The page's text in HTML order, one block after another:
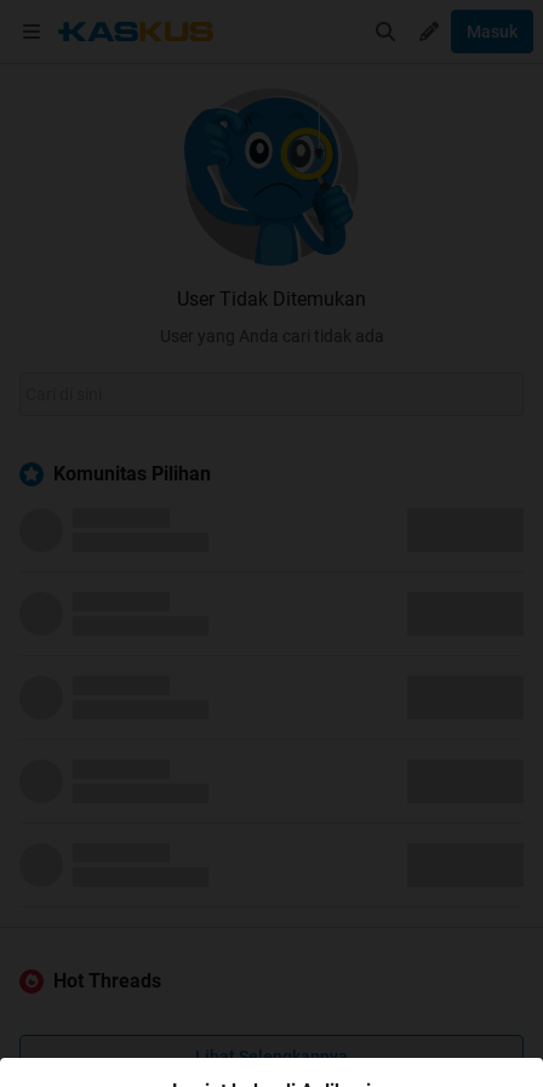
Masuk
User Tidak Ditemukan
User yang Anda cari tidak ada
Komunitas Pilihan
Hot Threads
Lihat Selengkapnya